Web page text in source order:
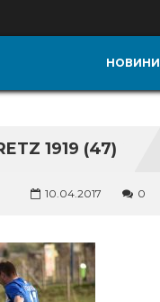
НОВИНИ
1919 (47)
10.04.2017 0